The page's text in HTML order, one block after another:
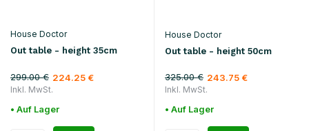
House Doctor
Out table - height 35cm
299.00 € 224.25 €
Inkl. MwSt.
• Auf Lager
House Doctor
Out table - height 50cm
325.00 € 243.75 €
Inkl. MwSt.
• Auf Lager